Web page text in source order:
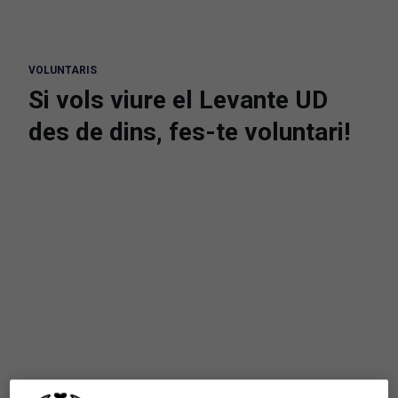
VOLUNTARIS
Si vols viure el Levante UD
des de dins, fes-te voluntari!